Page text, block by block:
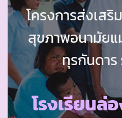
โครงการส่งเสริ
สุขภาพอนามัยแ
ทุรกันดาร
โรงเรียนล่